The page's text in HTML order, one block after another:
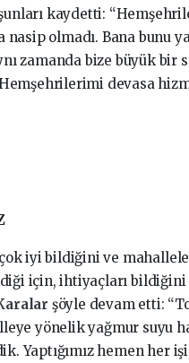
kaydetti:
nasip olmadı. Bana bunu
zamanda bize büyük
devasa
çok iyi bildiğini ve
için, ihtiyaçları
şöyle devam etti:
yönelik yağmur suyu
Yaptığımız hemen her